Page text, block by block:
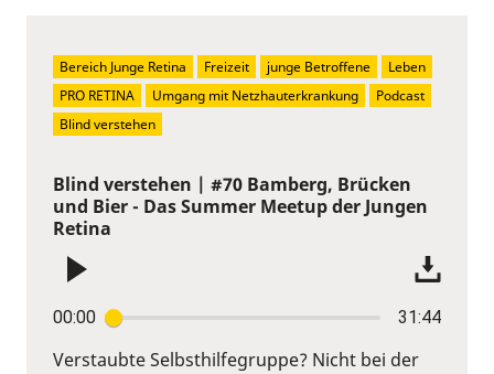
Blind verstehen | #70 Bamberg, Brücken
und Bier - Das Summer Meetup der Jungen
Retina
00:00 31:44
Verstaubte Selbsthilfegruppe? Nicht bei der
Bereich Junge Retina Freizeit junge Betroffene
Leben
PRO RETINA
Umgang mit Netzhauterkrankung
Podcast
Blind verstehen